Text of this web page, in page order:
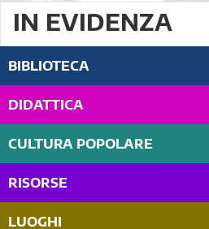
IN EVIDENZA
BIBLIOTECA
DIDATTICA
CULTURA POPOLARE
RISORSE
LUOGHI